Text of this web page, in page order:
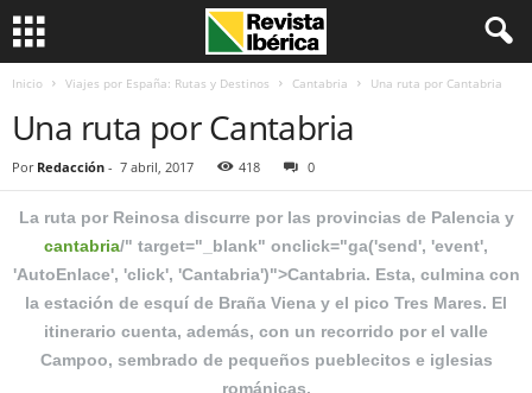
Inicio Viajes por España: Rutas y Destinos Cantabria Una ruta por Cantabria
Una ruta por Cantabria
Por Redacción - 7 abril, 2017 418 0
La ruta por Reinosa discurre por las provincias de Palencia y
cantabria/" target="_blank" onclick="ga('send', 'event',
'AutoEnlace', 'click', 'Cantabria')">Cantabria. Esta, culmina con
la estación de esquí de Braña Viena y el pico Tres Mares. El
itinerario cuenta, además, con un recorrido por el valle
Campoo, sembrado de pequeños pueblecitos e iglesias
románicas.